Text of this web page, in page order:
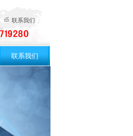
联系我们
联系我们